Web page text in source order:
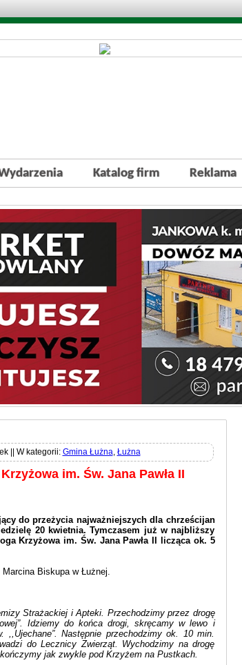
Katalog firm Reklama
|| W kategorii: Gmina Łużna, Łużna
im. Św. Jana Pawła II
do przeżycia najważniejszych dla chrześcijan
20 kwietnia. Tymczasem już w najbliższy
Krzyżowa im. Św. Jana Pawła II licząca ok. 5
Biskupa w Łużnej.
Strażackiej i Apteki. Przechodzimy przez drogę
Idziemy do końca drogi, skręcamy w lewo i
Następnie przechodzimy ok. 10 min.
do Lecznicy Zwierząt. Wychodzimy na drogę
jak zwykle pod Krzyżem na Pustkach.